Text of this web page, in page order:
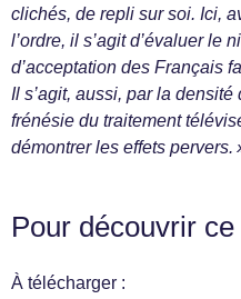
clichés, de repli sur soi. Ici,
l’ordre, il s’agit d’évaluer le
d’acceptation des Français
Il s’agit, aussi, par la
frénésie du traitement
démontrer les effets pervers.
Pour découvrir ce
À télécharger :